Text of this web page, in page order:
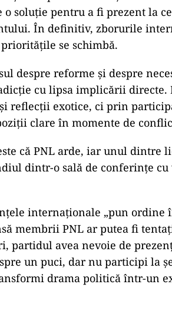
o soluție pentru a fi prezent la
În definitiv, zborurile
se schimbă.
despre reforme și despre
cu lipsa implicării directe.
reflecții exotice, ci prin
clare în momente de
că PNL arde, iar unul dintre
dintr-o sală de conferințe
internaționale „pun ordine
membrii PNL ar putea fi
partidul avea nevoie de
un puci, dar nu participi la
drama politică într-un